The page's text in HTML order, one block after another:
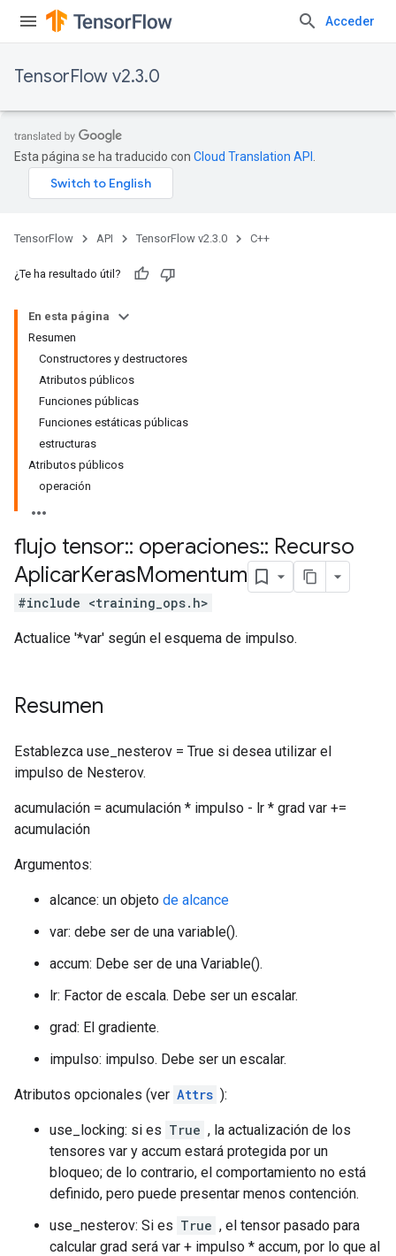
Acceder
TensorFlow v2.3.0
Esta página se ha traducido con Cloud Translation API
TensorFlow API TensorFlow v2.3.0 C++
¿Te ha resultado útil?
En esta página
Resumen
Constructores y destructores
Atributos públicos
Funciones públicas
Funciones estáticas públicas
estructuras
Atributos públicos
operación
flujo tensor:: operaciones:: Recurso
AplicarKerasMomentum
#include <training_ops.h>
Actualice '*var' según el esquema de impulso.
Resumen
Establezca use_nesterov = True si desea utilizar el
impulso de Nesterov.
acumulación = acumulación * impulso - lr * grad var +=
acumulación
Argumentos:
alcance: un objeto de alcance
var: debe ser de una variable().
accum: Debe ser de una Variable().
lr: Factor de escala. Debe ser un escalar.
grad: El gradiente.
impulso: impulso. Debe ser un escalar.
Atributos opcionales (ver Attrs ):
use_locking: si es True , la actualización de los
tensores var y accum estará protegida por un
bloqueo; de lo contrario, el comportamiento no está
definido, pero puede presentar menos contención.
use_nesterov: Si es True , el tensor pasado para
calcular grad será var + impulso * accum, por lo que al